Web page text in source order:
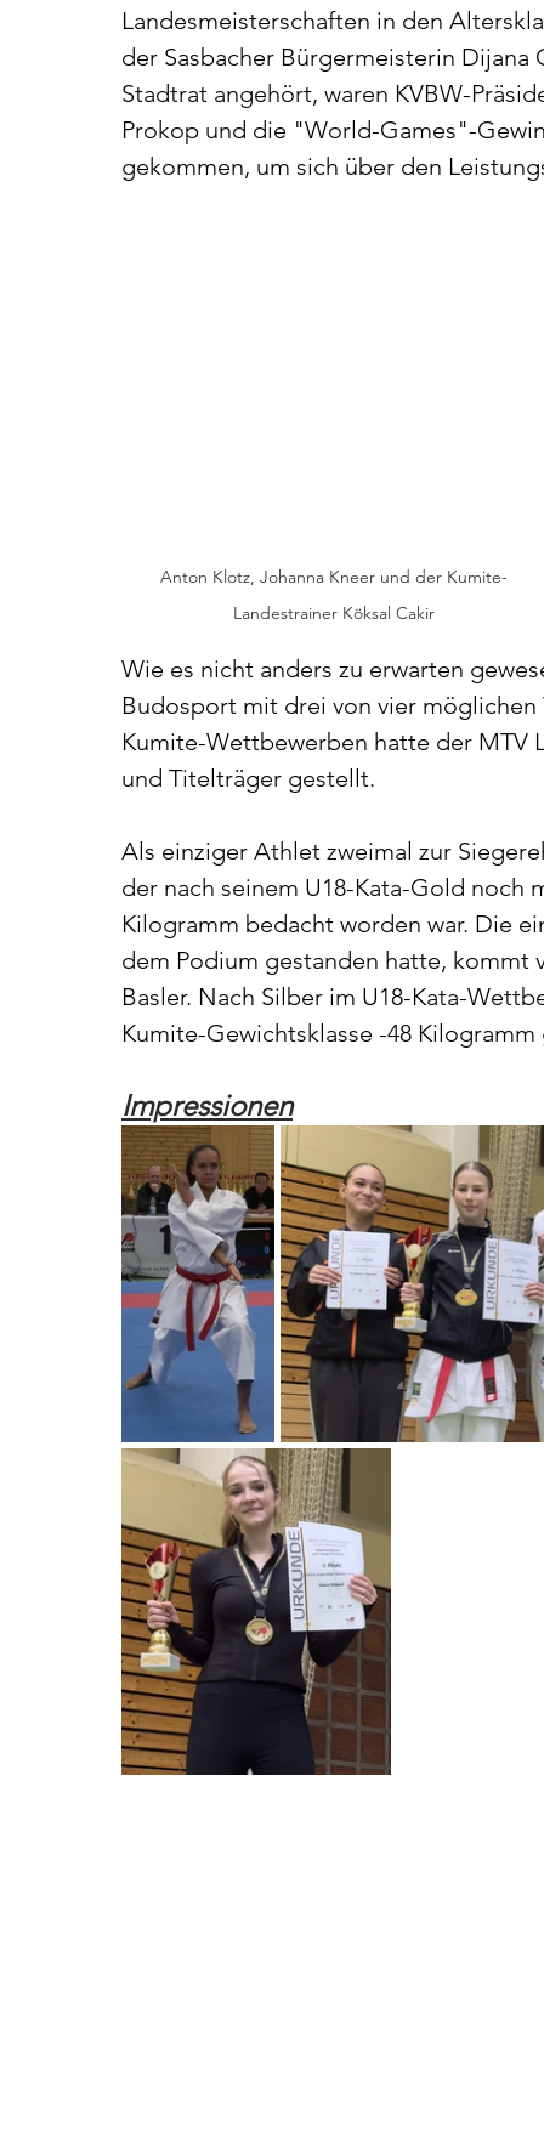
Landesmeisterschaften in den
der Sasbacher Bürgermeisterin
Stadtrat angehört, waren KVBW-
Prokop und die "World-Games"-
gekommen, um sich über den
Anton Klotz, Johanna Kneer und der Kumite-
Landestrainer Köksal Cakir
Wie es nicht anders zu erwarten
Budosport mit drei von vier
Kumite-Wettbewerben hatte der
und Titelträger gestellt.
Als einziger Athlet zweimal zur
der nach seinem U18-Kata-Gold
Kilogramm bedacht worden war. Die
dem Podium gestanden hatte, kommt
Basler. Nach Silber im U18-Kata-
Kumite-Gewichtsklasse -48
Impressionen